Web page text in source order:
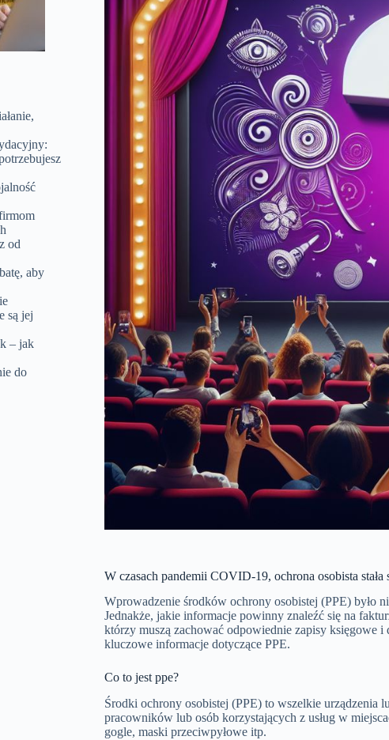
W czasach pandemii COVID-19, ochrona osobista
Wprowadzenie środków ochrony osobistej (PPE) było
Jednakże, jakie informacje powinny znaleźć się na
którzy muszą zachować odpowiednie zapisy księgowe
kluczowe informacje dotyczące PPE.
Co to jest ppe?
Środki ochrony osobistej (PPE) to wszelkie urządzenia
pracowników lub osób korzystających z usług w
gogle, maski przeciwpyłowe itp.
od
aby
są jej
– jak
do